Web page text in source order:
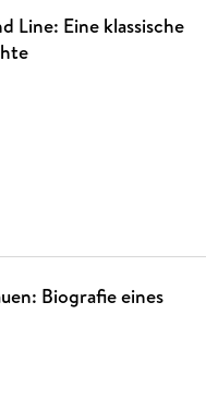
Line: Eine klassische
Biografie eines